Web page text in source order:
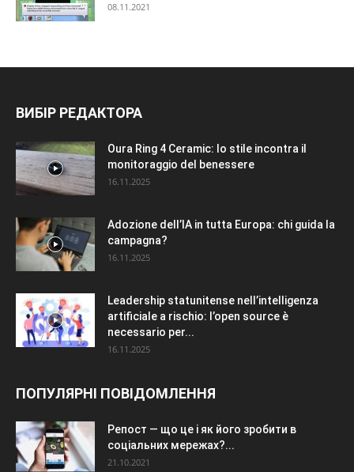
08.11.2021
ВИБІР РЕДАКТОРА
Oura Ring 4 Ceramic: lo stile incontra il
monitoraggio del benessere
16.11.2025
Adozione dell’IA in tutta Europa: chi guida la
campagna?
16.11.2025
Leadership statunitense nell’intelligenza
artificiale a rischio: l’open source è
necessario per...
16.11.2025
ПОПУЛЯРНІ ПОВІДОМЛЕННЯ
Репост — що це і як його зробити в
соціальних мережах?...
21.10.2021